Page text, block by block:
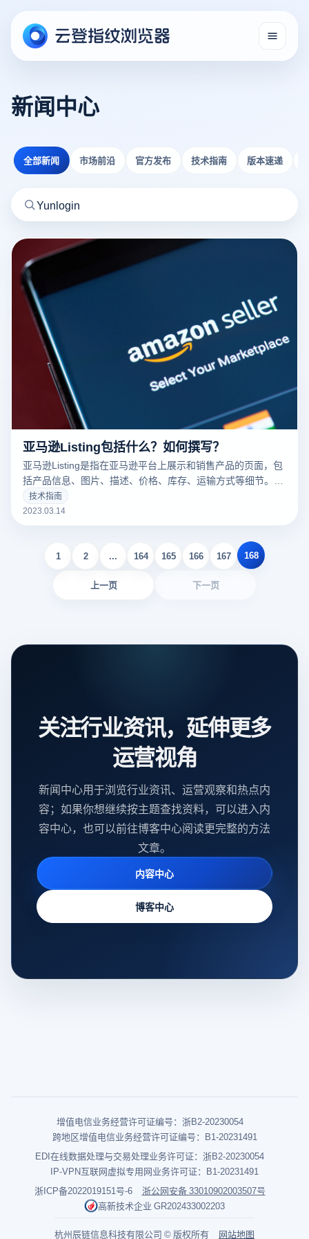
新闻中心
全部新闻 市场前沿 官方发布 技术指南 版本速递
亚马逊Listing包括什么？如何撰写？
亚马逊Listing是指在亚马逊平台上展示和销售产品的页面，包
括产品信息、图片、描述、价格、库存、运输方式等细节。一
个好的亚马逊Listing可以吸引更多的潜在买家，增加销量。以
下云登录指纹浏览器关于亚马逊Listing包括什么？如何撰写？
技术指南
2023.03.14
上一页
1 2 ... 164 165 166 167 168
下一页
关注行业资讯，延伸更多
运营视角
新闻中心用于浏览行业资讯、运营观察和热点内
容；如果你想继续按主题查找资料，可以进入内
容中心，也可以前往博客中心阅读更完整的方法
文章。
内容中心
博客中心
增值电信业务经营许可证编号：浙B2-20230054
跨地区增值电信业务经营许可证编号：B1-20231491
EDI在线数据处理与交易处理业务许可证：浙B2-20230054
IP-VPN互联网虚拟专用网业务许可证：B1-20231491
浙ICP备2022019151号-6
浙公网安备 33010902003507号
高新技术企业 GR202433002203
杭州辰链信息科技有限公司 © 版权所有 网站地图